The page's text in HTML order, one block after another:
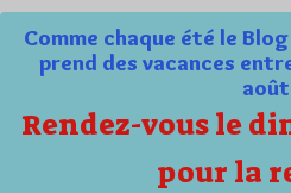
Comme chaque été le
prend des vacances
août
Rendez-vous le
pour la